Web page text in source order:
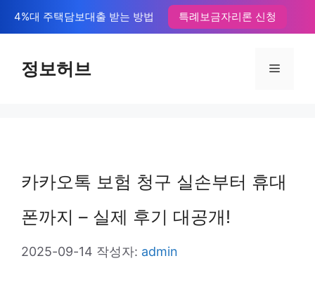
텐
4%대 주택담보대출 받는 방법 특례보금자리론 신청
정보허브 메
카카오톡 보험 청구 실손부터 휴대
폰까지 – 실제 후기 대공개!
2025-09-14 작성자: admin